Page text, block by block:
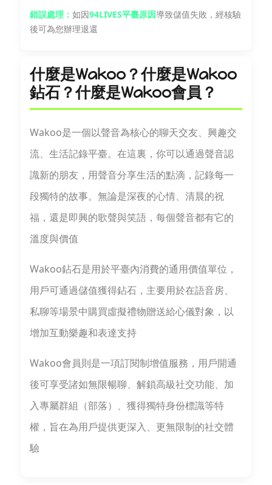
錯誤處理：如因94LIVES平臺原因導致儲值失敗，經核驗
後可為您辦理退還
什麼是Wakoo？什麼是Wakoo
鉆石？什麼是Wakoo會員？
Wakoo是一個以聲音為核心的聊天交友、興趣交
流、生活記錄平臺。在這裏，你可以通過聲音認
識新的朋友，用聲音分享生活的點滴，記錄每一
段獨特的故事。無論是深夜的心情、清晨的祝
福，還是即興的歌聲與笑語，每個聲音都有它的
溫度與價值
Wakoo鉆石是用於平臺內消費的通用價值單位，
用戶可通過儲值獲得鉆石，主要用於在語音房、
私聊等場景中購買虛擬禮物贈送給心儀對象，以
增加互動樂趣和表達支持
Wakoo會員則是一項訂閱制增值服務，用戶開通
後可享受諸如無限暢聊、解鎖高級社交功能、加
入專屬群組（部落）、獲得獨特身份標識等特
權，旨在為用戶提供更深入、更無限制的社交體
驗